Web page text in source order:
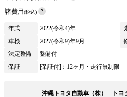
諸費用(税込)
年式 2022(令和4)年
車検
2027(令和9)年9月
法定整備
整備付
保証
[保証付]：12ヶ月・走行無制限
沖縄トヨタ自動車（株） トヨ